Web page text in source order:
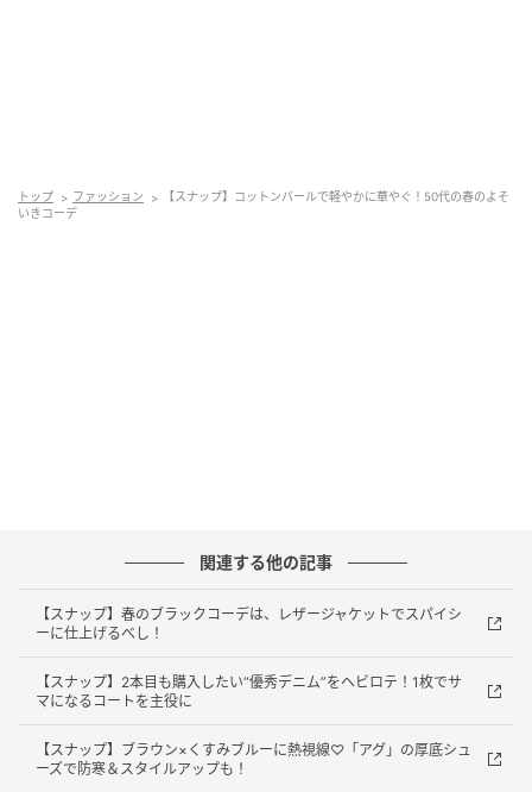
トップ ファッション
【スナップ】コットンパールで軽やかに華やぐ！50代の春のよそ
いきコーデ
関連する他の記事
【スナップ】春のブラックコーデは、レザージャケットでスパイシ
ーに仕上げるべし！
【スナップ】2本目も購入したい“優秀デニム”をヘビロテ！1枚でサ
マになるコートを主役に
【スナップ】ブラウン×くすみブルーに熱視線♡「アグ」の厚底シュ
ーズで防寒＆スタイルアップも！